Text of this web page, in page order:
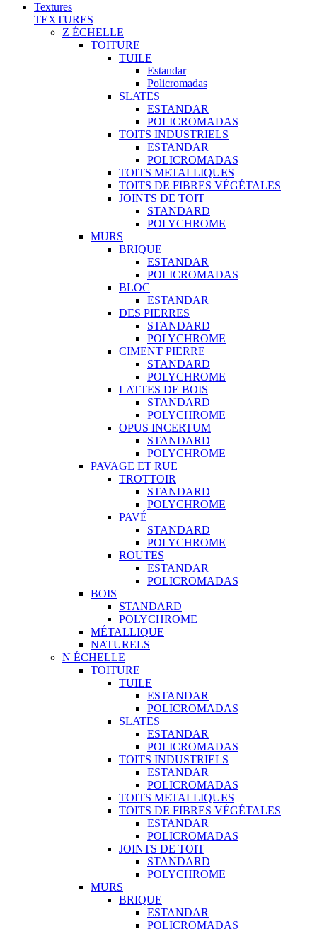
Textures
TEXTURES
Z ÉCHELLE
TOITURE
TUILE
Estandar
Policromadas
SLATES
ESTANDAR
POLICROMADAS
TOITS INDUSTRIELS
ESTANDAR
POLICROMADAS
TOITS METALLIQUES
TOITS DE FIBRES VÉGÉTALES
JOINTS DE TOIT
STANDARD
POLYCHROME
MURS
BRIQUE
ESTANDAR
POLICROMADAS
BLOC
ESTANDAR
DES PIERRES
STANDARD
POLYCHROME
CIMENT PIERRE
STANDARD
POLYCHROME
LATTES DE BOIS
STANDARD
POLYCHROME
OPUS INCERTUM
STANDARD
POLYCHROME
PAVAGE ET RUE
TROTTOIR
STANDARD
POLYCHROME
PAVÉ
STANDARD
POLYCHROME
ROUTES
ESTANDAR
POLICROMADAS
BOIS
STANDARD
POLYCHROME
MÉTALLIQUE
NATURELS
N ÉCHELLE
TOITURE
TUILE
ESTANDAR
POLICROMADAS
SLATES
ESTANDAR
POLICROMADAS
TOITS INDUSTRIELS
ESTANDAR
POLICROMADAS
TOITS METALLIQUES
TOITS DE FIBRES VÉGÉTALES
ESTANDAR
POLICROMADAS
JOINTS DE TOIT
STANDARD
POLYCHROME
MURS
BRIQUE
ESTANDAR
POLICROMADAS